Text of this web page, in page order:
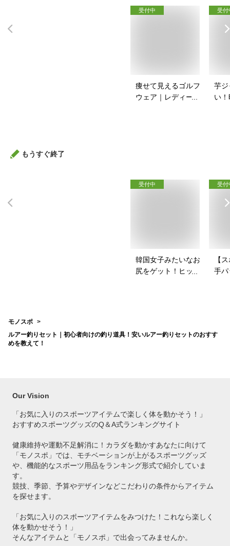
受付中
痩せて見えるゴルフ
ウェア｜レディース
受付
芋ジ
い
もうすぐ終了
受付中
韓国女子みたいなお
尻をゲット！ヒップ
受付
【
手パ
モノスポ
ルアー釣りセット｜初心者向けの釣り道具！安いルアー釣りセットのおすす
めを教えて！
Our Vision
「お気に入りのスポーツアイテムで楽しく体を動かそう！」
おすすめスポーツグッズのQ＆A式ランキングサイト
健康維持や運動不足解消に！カラダを動かすあなたに向けて
「モノスポ」では、モチベーションが上がるスポーツグッズ
や、機能的なスポーツ用品をランキング形式で紹介していま
す。
競技、季節、予算やデザインなどこだわりの条件からアイテム
を探せます。
「お気に入りのスポーツアイテムをみつけた！これなら楽しく
体を動かせそう！」
そんなアイテムと「モノスポ」で出会ってみませんか。